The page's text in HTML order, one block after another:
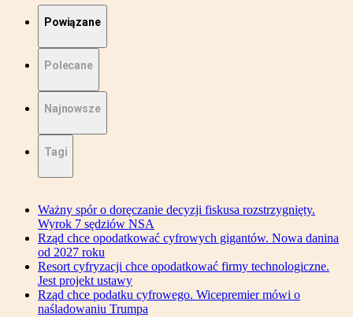
Powiązane
Polecane
Najnowsze
Tagi
Ważny spór o doręczanie decyzji fiskusa rozstrzygnięty.
Wyrok 7 sędziów NSA
Rząd chce opodatkować cyfrowych gigantów. Nowa danina
od 2027 roku
Resort cyfryzacji chce opodatkować firmy technologiczne.
Jest projekt ustawy
Rząd chce podatku cyfrowego. Wicepremier mówi o
naśladowaniu Trumpa